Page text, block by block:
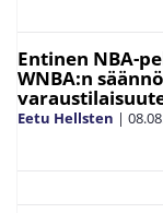
Entinen NBA-
WNBA:n
Eetu Hellsten |